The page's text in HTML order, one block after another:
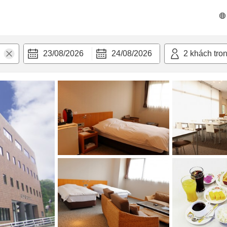
23/08/2026 24/08/2026 2 khách
nghi